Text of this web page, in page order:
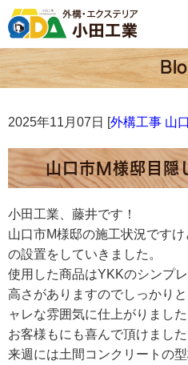
2025年11月07日 [外構工事 山
山口市M様邸目隠
小田工業、藤井です！
山口市M様邸の施工状況です
の設置をしていきました。
使用した商品はYKKのシンプ
高さがありますのでしっかり
ャレな雰囲気に仕上がりました
お客様もにも喜んで頂けまし
来週には土間コンクリートの